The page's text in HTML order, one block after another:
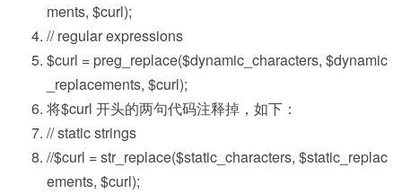
ments, $curl);
// regular expressions
$curl = preg_replace($dynamic_characters, $dynamic
_replacements, $curl);
将$curl 开头的两句代码注释掉，如下：
// static strings
//$curl = str_replace($static_characters, $static_replac
ements, $curl);